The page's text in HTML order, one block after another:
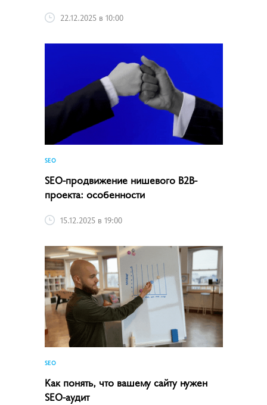
22.12.2025 в 10:00
SEO
SEO-продвижение нишевого B2B-
проекта: особенности
15.12.2025 в 19:00
SEO
Как понять, что вашему сайту нужен
SEO-аудит